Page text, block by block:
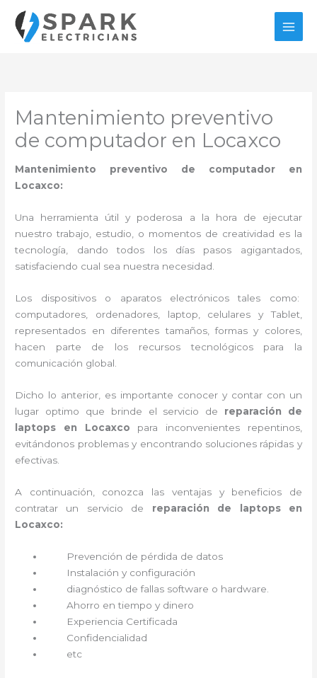
contenido
Mantenimiento preventivo
de computador en Locaxco
Mantenimiento preventivo de computador en
Locaxco:
Una herramienta útil y poderosa a la hora de ejecutar
nuestro trabajo, estudio, o momentos de creatividad es la
tecnología, dando todos los días pasos agigantados,
satisfaciendo cual sea nuestra necesidad.
Los dispositivos o aparatos electrónicos tales como:
computadores, ordenadores, laptop, celulares y Tablet,
representados en diferentes tamaños, formas y colores,
hacen parte de los recursos tecnológicos para la
comunicación global.
Dicho lo anterior, es importante conocer y contar con un
lugar optimo que brinde el servicio de reparación de
laptops en Locaxco para inconvenientes repentinos,
evitándonos problemas y encontrando soluciones rápidas y
efectivas.
A continuación, conozca las ventajas y beneficios de
contratar un servicio de reparación de laptops en
Locaxco:
Prevención de pérdida de datos
Instalación y configuración
diagnóstico de fallas software o hardware
Ahorro en tiempo y dinero
Experiencia Certificada
Confidencialidad
etc